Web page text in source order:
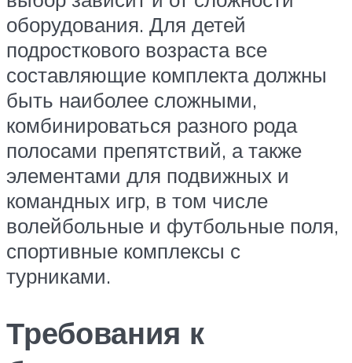
оборудования. Для детей
подросткового возраста все
составляющие комплекта должны
быть наиболее сложными,
комбинироваться разного рода
полосами препятствий, а также
элементами для подвижных и
командных игр, в том числе
волейбольные и футбольные поля,
спортивные комплексы с
турниками.
Требования к